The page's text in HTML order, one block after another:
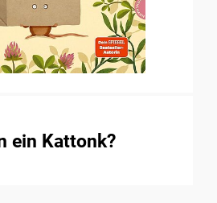
ein Kattonk?